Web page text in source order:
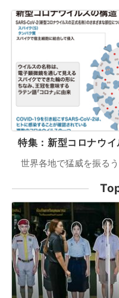
特集：新型コロナウ
世界各地で猛威を振る